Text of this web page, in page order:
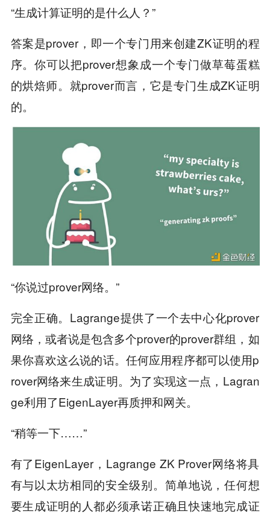
“生成计算证明的是什么人？”
答案是prover，即一个专门用来创建ZK证明的程
序。你可以把prover想象成一个专门做草莓蛋糕
的烘焙师。就prover而言，它是专门生成ZK证明
的。
“你说过prover网络。”
完全正确。Lagrange提供了一个去中心化prover
网络，或者说是包含多个prover的prover群组，如
果你喜欢这么说的话。任何应用程序都可以使用p
rover网络来生成证明。为了实现这一点，Lagran
ge利用了EigenLayer再质押和网关。
“稍等一下……”
有了EigenLayer，Lagrange ZK Prover网络将具
有与以太坊相同的安全级别。简单地说，任何想
要生成证明的人都必须承诺正确且快速地完成证